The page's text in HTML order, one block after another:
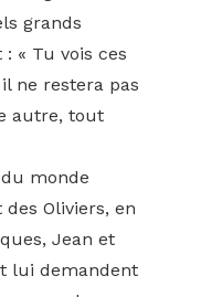
grands
« Tu vois ces
ne restera pas
autre, tout
monde
Oliviers, en
Jean et
lui demandent